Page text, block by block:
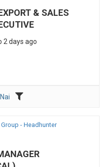
& SALES
2 days ago
- Headhunter